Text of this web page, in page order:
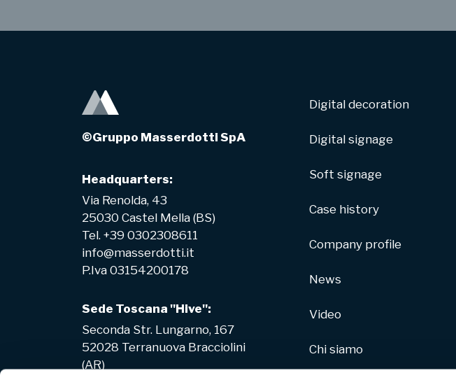
©Gruppo Masserdotti SpA
Headquarters:
Via Renolda, 43
25030 Castel Mella (BS)
Tel. +39 0302308611
info@masserdotti.it
P.Iva 03154200178
Sede Toscana "Hive":
Seconda Str. Lungarno, 167
52028 Terranuova Bracciolini
(AR)
Digital decoration
Digital signage
Soft signage
Case history
Company profile
News
Video
Chi siamo